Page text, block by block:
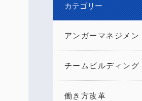
カテゴリー
アンガーマネジメン
チームビルディング
働き方改革